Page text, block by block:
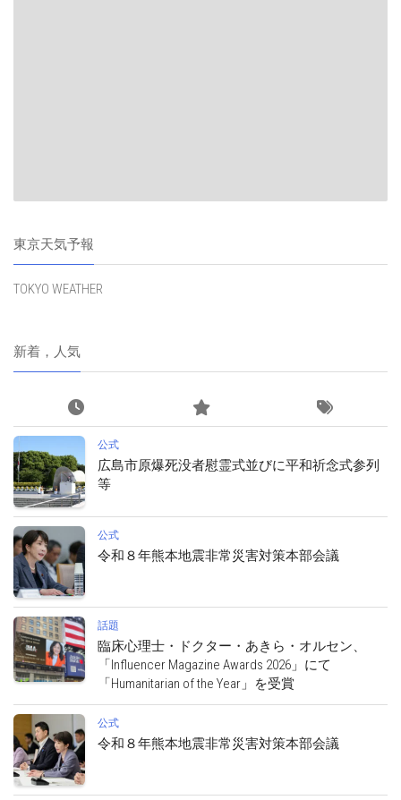
東京天気予報
TOKYO WEATHER
新着，人気
公式
広島市原爆死没者慰霊式並びに平和祈念式参列
等
公式
令和８年熊本地震非常災害対策本部会議
話題
臨床心理士・ドクター・あきら・オルセン、
「Influencer Magazine Awards 2026」にて
「Humanitarian of the Year」を受賞
公式
令和８年熊本地震非常災害対策本部会議